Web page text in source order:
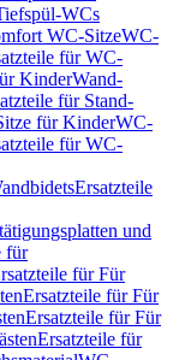
WCs
WC-SitzeWC-
für WC-
KinderWand-
für Stand-
für KinderWC-
für WC-
Ersatzteile
und
für
für Für
Ersatzteile für Für
Ersatzteile für Für
Ersatzteile für